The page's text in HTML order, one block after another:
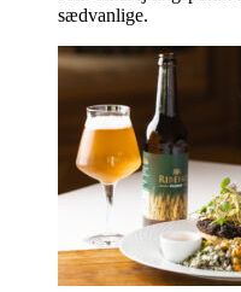
sædvanlige.